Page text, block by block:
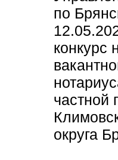
по
конкурс
частной
округа